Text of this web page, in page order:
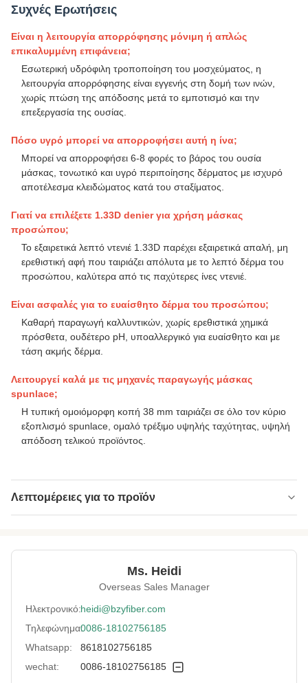
Συχνές Ερωτήσεις
Είναι η λειτουργία απορρόφησης μόνιμη ή απλώς
επικαλυμμένη επιφάνεια;
Εσωτερική υδρόφιλη τροποποίηση του μοσχεύματος, η
λειτουργία απορρόφησης είναι εγγενής στη δομή των ινών,
χωρίς πτώση της απόδοσης μετά το εμποτισμό και την
επεξεργασία της ουσίας.
Πόσο υγρό μπορεί να απορροφήσει αυτή η ίνα;
Μπορεί να απορροφήσει 6-8 φορές το βάρος του ουσία
μάσκας, τονωτικό και υγρό περιποίησης δέρματος με ισχυρό
αποτέλεσμα κλειδώματος κατά του σταξίματος.
Γιατί να επιλέξετε 1.33D denier για χρήση μάσκας
προσώπου;
Το εξαιρετικά λεπτό ντενιέ 1.33D παρέχει εξαιρετικά απαλή, μη
ερεθιστική αφή που ταιριάζει απόλυτα με το λεπτό δέρμα του
προσώπου, καλύτερα από τις παχύτερες ίνες ντενιέ.
Είναι ασφαλές για το ευαίσθητο δέρμα του προσώπου;
Καθαρή παραγωγή καλλυντικών, χωρίς ερεθιστικά χημικά
πρόσθετα, ουδέτερο pH, υποαλλεργικό για ευαίσθητο και με
τάση ακμής δέρμα.
Λειτουργεί καλά με τις μηχανές παραγωγής μάσκας
spunlace;
Η τυπική ομοιόμορφη κοπή 38 mm ταιριάζει σε όλο τον κύριο
εξοπλισμό spunlace, ομαλό τρέξιμο υψηλής ταχύτητας, υψηλή
απόδοση τελικού προϊόντος.
Λεπτομέρειες για το προϊόν
Specification: 1,33D*38mm
Γενέθλια
Color: λευκό
More Sizes: Προσαρμόσιμο
Siliconized/Non-
Silicified:
μη πυριτιωμένο
Ms. Heidi
Overseas Sales Manager
Ηλεκτρονικό:heidi@bzyfiber.com
Τηλεφώνημα:0086-18102756185
Whatsapp:
8618102756185
wechat:
0086-18102756185